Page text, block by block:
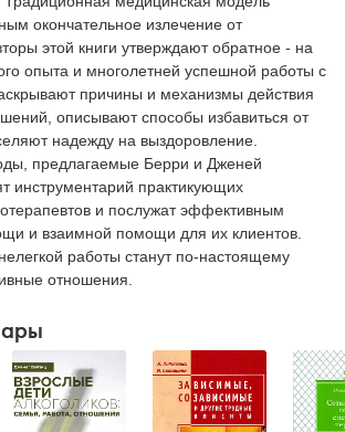
окончательное излечение от
этой книги утверждают обратное - на
опыта и многолетней успешной работы с
причины и механизмы действия
описывают способы избавиться от
надежду на выздоровление.
предлагаемые Берри и Дженей
инструментарий практикующих
и послужат эффективным
и взаимной помощи для их клиентов.
работы станут по-настоящему
отношения.